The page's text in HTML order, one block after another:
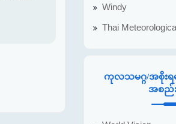
Windy
Thai
ကုလသမဂ္ဂ/အစိုး
အစည်း